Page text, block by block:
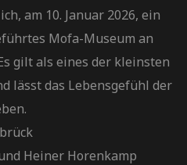
am 10. Januar 2026, ein
Mofa-Museum an
gilt als eines der kleinsten
lässt das Lebensgefühl der
Heiner Horenkamp